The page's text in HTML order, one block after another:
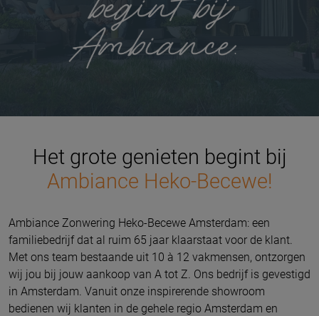
Het grote genieten begint bij
Ambiance Heko-Becewe!
Ambiance Zonwering Heko-Becewe Amsterdam: een
familiebedrijf dat al ruim 65 jaar klaarstaat voor de klant.
Met ons team bestaande uit 10 à 12 vakmensen, ontzorgen
wij jou bij jouw aankoop van A tot Z. Ons bedrijf is gevestigd
in Amsterdam. Vanuit onze inspirerende showroom
bedienen wij klanten in de gehele regio Amsterdam en